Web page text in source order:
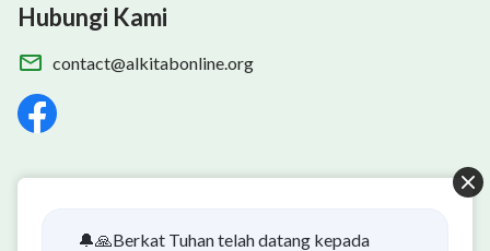
Hubungi Kami
contact@alkitabonline.org
🔔🙏Berkat Tuhan telah datang kepada